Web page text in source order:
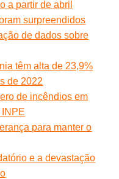
a partir de abril
surpreendidos
de dados sobre
têm alta de 23,9%
de 2022
de incêndios em
para manter o
e a devastação